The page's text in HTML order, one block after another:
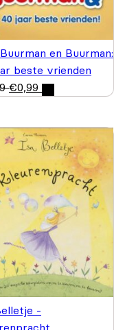
en Buurman:
beste vrienden
€0,99
-